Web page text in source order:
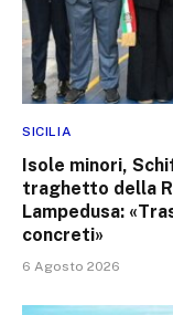
SICILIA
Isole minori,
traghetto della
Lampedusa:
concreti»
6 Agosto 2026